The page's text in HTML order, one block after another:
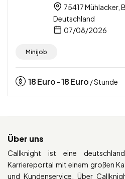
75417 Mühlacker,
Deutschland
07/08/2026
Minijob
18Euro -18Euro / Stunde
Über uns
Callknight ist eine
Karriereportal mit einem großen
und Kundenservice. Über